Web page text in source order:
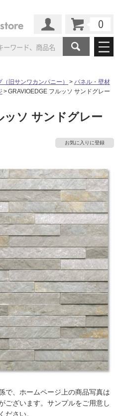
ゴリ
浴室（風呂・ バスルー
トイレ
フローリング・床材
インテリア・家具
ペット用品
パネル・壁材
天然石・石材
新商品
例
法人案件納入事例
インタビュー
ーム
ショールーム
仙台ショールーム
京都ショールーム
札幌スマートショールー
ム
ウェルビーみのおHDC
BOX
初めての方へ
お問い合わせ
クレーム公開
水まわり3年保証
住まいのスタイリング
アイデア
オンライン相談
ービス
工事会社紹介Coziコンシ
ェルジュ
最高のリノベ会社が みつ
かるリノベりす
旧サンワカンパニー）
パネル・壁材
GRAVIOEDGE フルッソ サンドグレー
ッソ サンドグレー
お気に入りに登録
で、ホームページ上の商品写真は
ございます。サンプルをご用意し
ださい。